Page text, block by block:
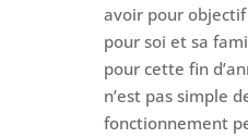
avoir pour objectif
pour soi et sa
pour cette fin
n’est pas simple
fonctionnement